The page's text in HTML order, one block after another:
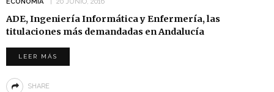
ADE, Ingeniería Informática y Enfermería, las
titulaciones más demandadas en Andalucía
LEER MÁS
SHARE